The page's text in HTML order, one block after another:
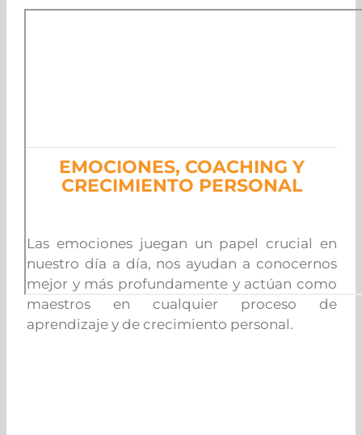
EMOCIONES, COACHING Y
CRECIMIENTO PERSONAL
Las emociones juegan un papel crucial en
nuestro día a día, nos ayudan a conocernos
mejor y más profundamente y actúan como
maestros en cualquier proceso de
aprendizaje y de crecimiento personal.